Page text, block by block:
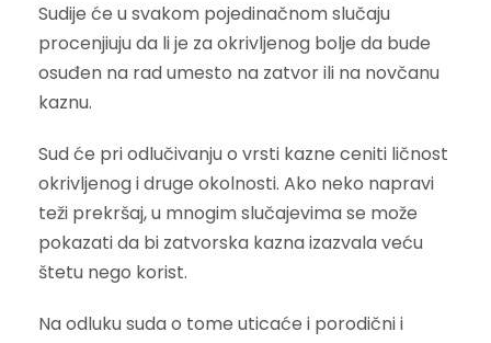
Sudije će u svakom pojedinačnom slučaju
procenjiuju da li je za okrivljenog bolje da bude
osuđen na rad umesto na zatvor ili na novčanu
kaznu.
Sud će pri odlučivanju o vrsti kazne ceniti ličnost
okrivljenog i druge okolnosti. Ako neko napravi
teži prekršaj, u mnogim slučajevima se može
pokazati da bi zatvorska kazna izazvala veću
štetu nego korist.
Na odluku suda o tome uticaće i porodični i